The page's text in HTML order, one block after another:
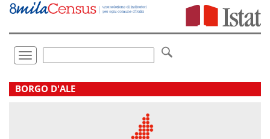
Vai
direttamente
Toggle
navigation
.
BORGO D'ALE